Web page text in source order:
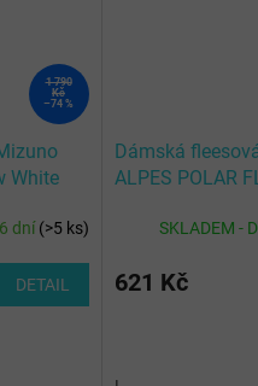
1 790
Kč
–74 %
White
dní(>5 ks)
DETAIL
Dámská
ALPES POLAR
SKLADEM -
621 Kč